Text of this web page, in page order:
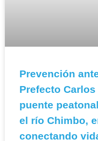
Prevención
Prefecto
puente
el río Chimbo,
conectando